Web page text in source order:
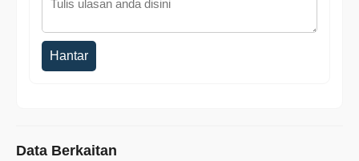
Hantar
Data Berkaitan